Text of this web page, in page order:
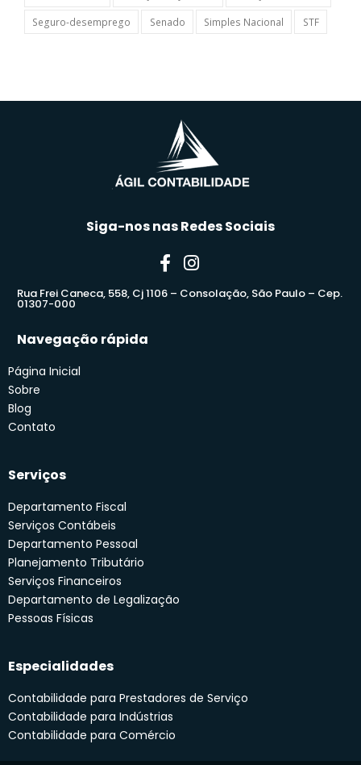
Seguro-desemprego
Senado Simples Nacional STF
Siga-nos nas Redes Sociais
Rua Frei Caneca, 558, Cj 1106 – Consolação, São Paulo – Cep.
01307-000
Navegação rápida
Página Inicial
Sobre
Blog
Contato
Serviços
Departamento Fiscal
Serviços Contábeis
Departamento Pessoal
Planejamento Tributário
Serviços Financeiros
Departamento de Legalização
Pessoas Físicas
Especialidades
Contabilidade para Prestadores de Serviço
Contabilidade para Indústrias
Contabilidade para Comércio